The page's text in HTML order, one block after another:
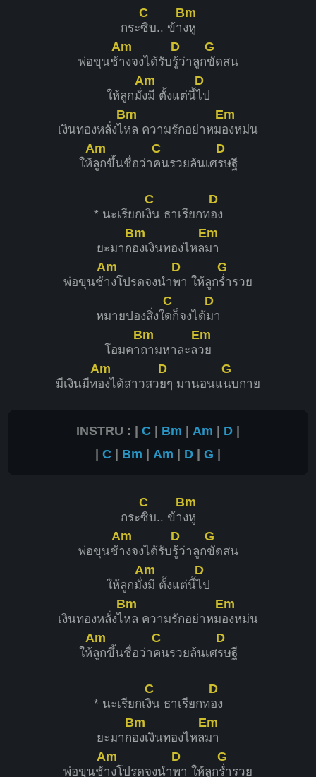
กระ
C
ซิบ.. ข้า
Bm
งหู
พ่อขุนช้
Am
างจงได้รับ
D
รู้ว่าลูก
G
ขัดสน
ให้ลูกมั่
Am
งมี ตั้งแต่นี้
D
ไป
เงินทองหลั่งไ
Bm
หล ความรักอย่าหม
Em
องหม่น
ให้
Am
ลูกขึ้นชื่อว่า
C
คนรวยล้นเศ
D
รษฐี
* นะเรียกเ
C
งิน ธาเรียกท
D
อง
ยะมาก
Bm
องเงินทองไหล
Em
มา
พ่อขุนช้
Am
างโปรดจงนำ
D
พา ให้ลูก
G
ร่ำรวย
หมายปองสิ่งใ
C
ดก็จงได้
D
มา
โอมคา
Bm
ถามหาละล
Em
วย
มีเงินมีท
Am
องได้สาวสว
D
ยๆ มานอนแ
G
นบกาย
INSTRU : | C | Bm | Am | D |
| C | Bm | Am | D | G |
กระ
C
ซิบ.. ข้า
Bm
งหู
พ่อขุนช้
Am
างจงได้รับ
D
รู้ว่าลูก
G
ขัดสน
ให้ลูกมั่
Am
งมี ตั้งแต่นี้
D
ไป
เงินทองหลั่งไ
Bm
หล ความรักอย่าหม
Em
องหม่น
ให้
Am
ลูกขึ้นชื่อว่า
C
คนรวยล้นเศ
D
รษฐี
* นะเรียกเ
C
งิน ธาเรียกท
D
อง
ยะมาก
Bm
องเงินทองไหล
Em
มา
พ่อขุนช้
Am
างโปรดจงนำ
D
พา ให้ลูก
G
ร่ำรวย